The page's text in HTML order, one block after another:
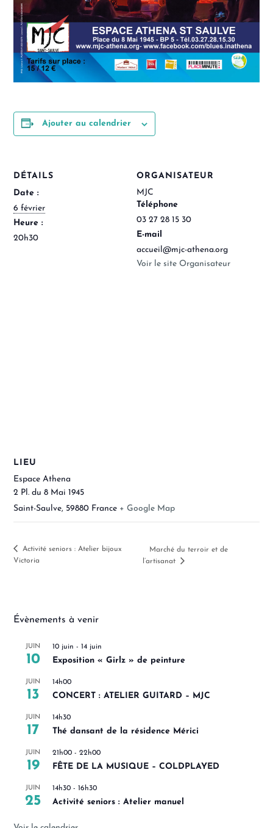
Ajouter au calendrier
DÉTAILS
Date :
6 février
Heure :
20h30
ORGANISATEUR
MJC
Téléphone
03 27 28 15 30
E-mail
accueil@mjc-athena.org
Voir le site Organisateur
LIEU
Espace Athena
2 Pl. du 8 Mai 1945
Saint-Saulve, 59880 France + Google Map
Activité seniors : Atelier bijoux
Victoria
Marché du terroir et de
l’artisanat
Évènements à venir
JUIN
10
10 juin - 14 juin
Exposition « Girlz » de peinture
JUIN
13
14h00
CONCERT : ATELIER GUITARD – MJC
JUIN
17
14h30
Thé dansant de la résidence Mérici
JUIN
19
21h00 -22h00
FÊTE DE LA MUSIQUE – COLDPLAYED
JUIN
25
14h30 - 16h30
Activité seniors : Atelier manuel